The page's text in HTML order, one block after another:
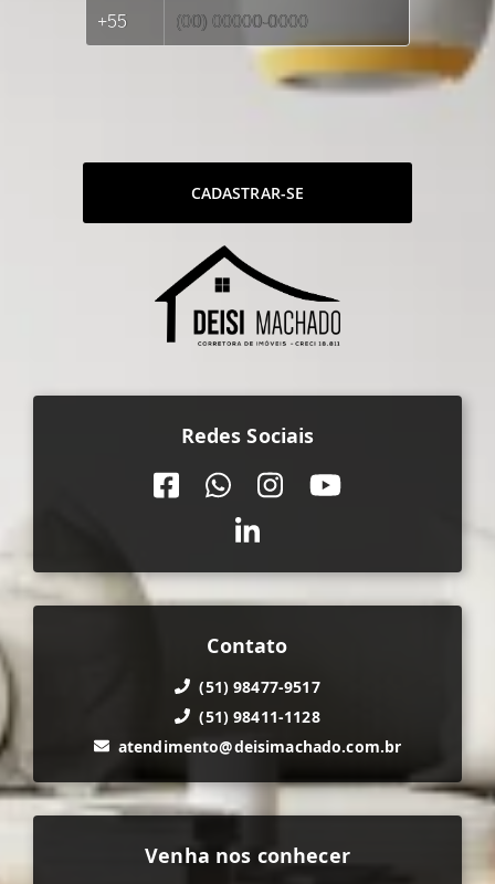
CADASTRAR-SE
Redes Sociais
Contato
(51) 98477-9517
(51) 98411-1128
atendimento@deisimachado.com.br
Venha nos conhecer